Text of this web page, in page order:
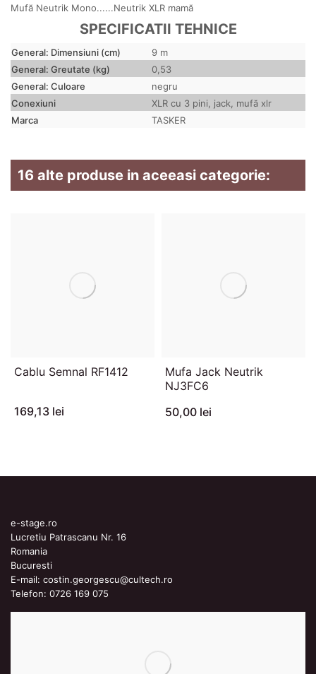
Mufă Neutrik Mono......Neutrik XLR mamă
SPECIFICATII TEHNICE
General: Dimensiuni (cm)
9 m
General: Greutate (kg)
0,53
General: Culoare
negru
Conexiuni
XLR cu 3 pini, jack, mufă xlr
Marca
TASKER
16 alte produse in aceeasi categorie:
Cablu Semnal RF1412
169,13 lei
Mufa Jack Neutrik
NJ3FC6
50,00 lei
e-stage.ro
Lucretiu Patrascanu Nr. 16
Romania
Bucuresti
E-mail: costin.georgescu@cultech.ro
Telefon: 0726 169 075